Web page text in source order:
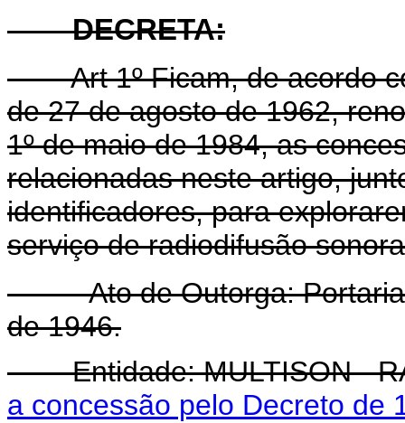
DECRETA:
Art 1º Ficam, de acordo
de 27 de agosto de 1962,
1º de maio de 1984, as
relacionadas neste artigo,
identificadores, para
serviço de radiodifusão
- Ato de Outorga: Portaria
de 1946.
Entidade: MULTISON -
a concessão pelo Decreto de